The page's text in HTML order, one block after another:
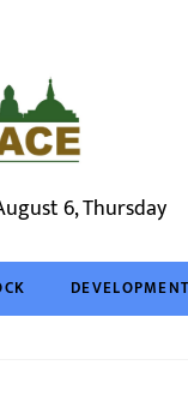
6, Thursday
DEVELOPMENT